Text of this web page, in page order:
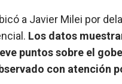
a Javier Milei por
Los datos
puntos sobre el
con atención